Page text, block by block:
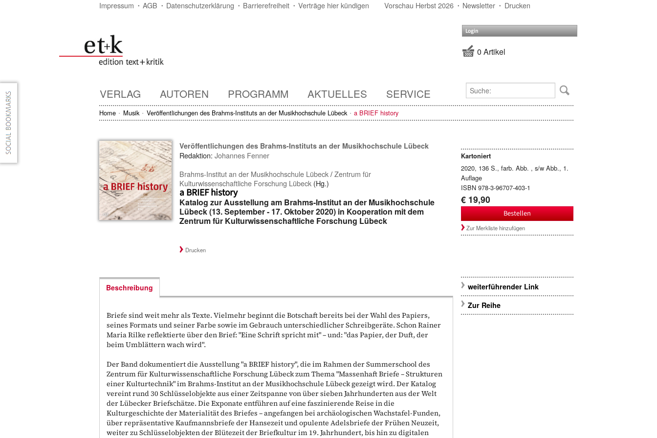
Impressum AGB Datenschutzerklärung Barrierefreiheit Verträge hier kündigen Vorschau Herbst 2026 Newsletter Drucken
Login
0 Artikel
VERLAG AUTOREN PROGRAMM AKTUELLES SERVICE
Home Musik Veröffentlichungen des Brahms-Instituts an der Musikhochschule Lübeck a BRIEF history
Veröffentlichungen des Brahms-Instituts an der Musikhochschule Lübeck
Redaktion:Johannes Fenner
Brahms-Institut an der Musikhochschule Lübeck/Zentrum für
Kulturwissenschaftliche Forschung Lübeck (Hg.)
a BRIEF history
Katalog zur Ausstellung am Brahms-Institut an der Musikhochschule
Lübeck (13. September - 17. Oktober 2020) in Kooperation mit dem
Zentrum für Kulturwissenschaftliche Forschung Lübeck
Kartoniert
2020, 136 S., farb. Abb. , s/w Abb., 1.
Auflage
ISBN 978-3-96707-403-1
€ 19,90
Bestellen
Zur Merkliste hinzufügen
Drucken
Beschreibung
Briefe sind weit mehr als Texte. Vielmehr beginnt die Botschaft bereits bei der Wahl des Papiers,
seines Formats und seiner Farbe sowie im Gebrauch unterschiedlicher Schreibgeräte. Schon Rainer
Maria Rilke reflektierte über den Brief: "Eine Schrift spricht mit" – und: "das Papier, der Duft, der
beim Umblättern wach wird".
Der Band dokumentiert die Ausstellung "a BRIEF history", die im Rahmen der Summerschool des
Zentrum für Kulturwissenschaftliche Forschung Lübeck zum Thema "Massenhaft Briefe – Strukturen
einer Kulturtechnik" im Brahms-Institut an der Musikhochschule Lübeck gezeigt wird. Der Katalog
vereint rund 30 Schlüsselobjekte aus einer Zeitspanne von über sieben Jahrhunderten aus der Welt
der Lübecker Briefschätze. Die Exponate entführen auf eine faszinierende Reise in die
Kulturgeschichte der Materialität des Briefes – angefangen bei archäologischen Wachstafel-Funden,
über repräsentative Kaufmannsbriefe der Hansezeit und opulente Adelsbriefe der Frühen Neuzeit,
weiter zu Schlüsselobjekten der Blütezeit der Briefkultur im 19. Jahrhundert, bis hin zu digitalen
weiterführender Link
Zur Reihe